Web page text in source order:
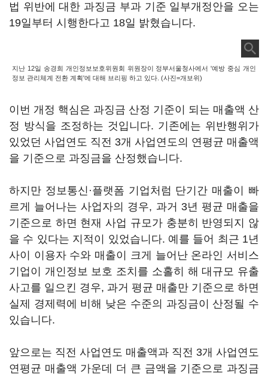
법 위반에 대한 과징금 부과 기준 일부개정안을 오는
19일부터 시행한다고 18일 밝혔습니다.
지난 12일 송경희 개인정보보호위원회 위원장이 정부서울청사에서 '예방 중심 개인
정보 관리체계 전환 계획'에 대해 브리핑 하고 있다. (사진=개보위)
이번 개정 핵심은 과징금 산정 기준이 되는 매출액 산
정 방식을 조정하는 것입니다. 기존에는 위반행위가
있었던 사업연도 직전 3개 사업연도의 연평균 매출액
을 기준으로 과징금을 산정했습니다.
하지만 정보통신·플랫폼 기업처럼 단기간 매출이 빠
르게 늘어나는 사업자의 경우, 과거 3년 평균 매출을
기준으로 하면 현재 사업 규모가 충분히 반영되지 않
을 수 있다는 지적이 있었습니다. 예를 들어 최근 1년
사이 이용자 수와 매출이 크게 늘어난 온라인 서비스
기업이 개인정보 보호 조치를 소홀히 해 대규모 유출
사고를 일으킨 경우, 과거 평균 매출만 기준으로 하면
실제 경제력에 비해 낮은 수준의 과징금이 산정될 수
있습니다.
앞으로는 직전 사업연도 매출액과 직전 3개 사업연도
연평균 매출액 가운데 더 큰 금액을 기준으로 과징금